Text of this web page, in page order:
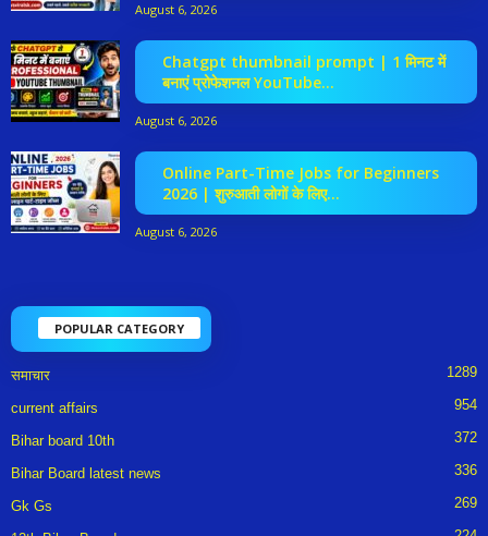
August 6, 2026
Chatgpt thumbnail prompt | 1 मिनट में
बनाएं प्रोफेशनल YouTube...
August 6, 2026
Online Part-Time Jobs for Beginners
2026 | शुरुआती लोगों के लिए...
August 6, 2026
POPULAR CATEGORY
समाचार 1289
current affairs 954
Bihar board 10th 372
Bihar Board latest news 336
Gk Gs 269